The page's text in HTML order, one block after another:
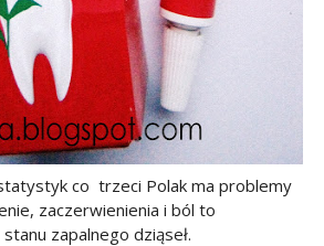
co trzeci Polak ma problemy
zaczerwienienia i ból to
zapalnego dziąseł.